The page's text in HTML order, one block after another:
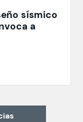
sísmico
a